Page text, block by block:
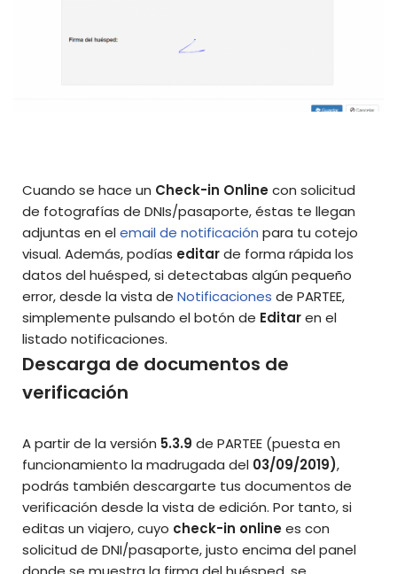
Cuando se hace un Check-in Onlinecon solicitud
de fotografías de DNIs/pasaporte, éstas te llegan
adjuntas en elemail de notificación para tu cotejo
visual. Además, podías editarde forma rápida los
datos del huésped, si detectabas algún pequeño
error, desde la vista de Notificaciones de PARTEE,
simplemente pulsando el botón de Editaren el
listado notificaciones.
Descarga de documentos de
verificación
A partir de la versión 5.3.9 de PARTEE (puesta en
funcionamiento la madrugada del 03/09/2019),
podrás también descargarte tus documentos de
verificación desde la vista de edición. Por tanto, si
editas un viajero, cuyo check-in onlinees con
solicitud de DNI/pasaporte, justo encima del panel